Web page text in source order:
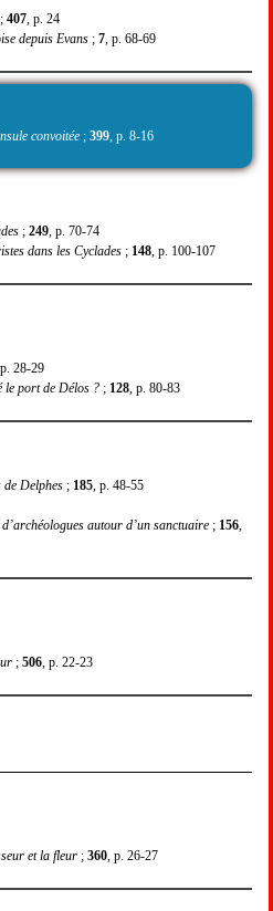
; 407 , p. 24
depuis Evans ; 7 , p. 68-69
convoitée ; 399 , p. 8-16
; 249 , p. 70-74
dans les Cyclades ; 148 , p. 100-107
, p. 28-29
le port de Délos ? ; 128 , p. 80-83
de Delphes ; 185 , p. 48-55
autour d’un sanctuaire ; 156
; 506 , p. 22-23
et la fleur ; 360 , p. 26-27